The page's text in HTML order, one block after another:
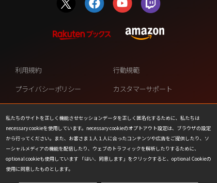
私たちのサイトを正しく機能させセッションデータを正しく匿名化するために、私たちは
necessary cookieを使用しています。necessary cookieのオプトアウト設定は、ブラウザの設定
から行ってください。また、お客さま１人１人に合ったコンテンツや広告をご提供したり、ソ
ーシャルメディアの機能を配信したり、ウェブのトラフィックを解析したりするために、
optional cookieも使用しています 「はい、同意します」をクリックすると、optional Cookieの
使用に同意したものとします。
利用規約
行動規範
プライバシーポリシー
カスタマーサポート
ファンコンテンツ・ポリシー
個人情報の販売や共有を許可し
ない
COOKIE
プレスリリース
会社情報
お問い合わせ